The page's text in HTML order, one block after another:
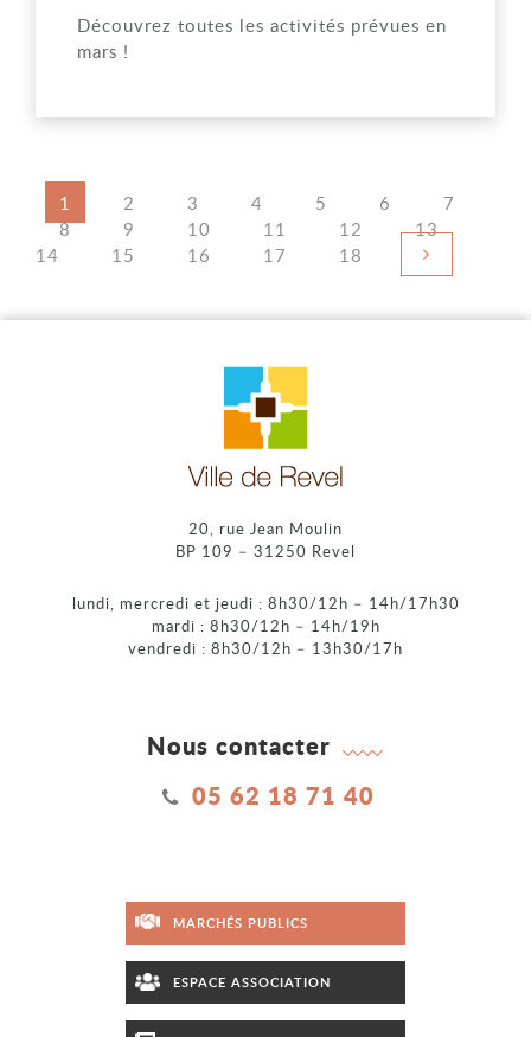
Découvrez toutes les activités prévues en
mars !
Navigation
des
pages
Page
1 Page
2 Page
3 Page
4 Page
5 Page
6 Page
7
Page
8 Page
9 Page
10 Page
11 Page
12 Page
13
14
Page
15 Page
16 Page
17 Page
18 Page
20, rue Jean Moulin
BP 109 – 31250 Revel
lundi, mercredi et jeudi : 8h30/12h – 14h/17h30
mardi : 8h30/12h – 14h/19h
vendredi : 8h30/12h – 13h30/17h
Nous contacter
05 62 18 71 40
MARCHÉS PUBLICS
ESPACE ASSOCIATION